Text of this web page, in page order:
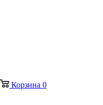
Корзина 0